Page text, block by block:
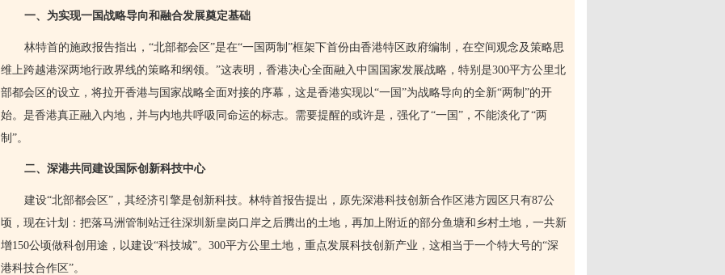
一、为实现一国战略导向和融合发展奠定基础
林特首的施政报告指出，“北部都会区”是在“一国两制”框架下首份由香港特区政府编制，在空间观念及策略思
维上跨越港深两地行政界线的策略和纲领。”这表明，香港决心全面融入中国国家发展战略，特别是300平方公里北
部都会区的设立，将拉开香港与国家战略全面对接的序幕，这是香港实现以“一国”为战略导向的全新“两制”的开
始。是香港真正融入内地，并与内地共呼吸同命运的标志。需要提醒的或许是，强化了“一国”，不能淡化了“两
制”。
二、深港共同建设国际创新科技中心
建设“北部都会区”，其经济引擎是创新科技。林特首报告提出，原先深港科技创新合作区港方园区只有87公
顷，现在计划：把落马洲管制站迁往深圳新皇岗口岸之后腾出的土地，再加上附近的部分鱼塘和乡村土地，一共新
增150公顷做科创用途，以建设“科技城”。 300平方公里土地，重点发展科技创新产业，这相当于一个特大号的“深
港科技合作区”。